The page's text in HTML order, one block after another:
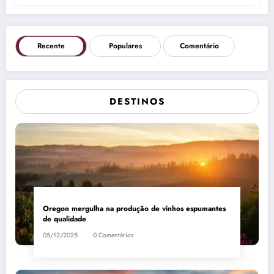
Recente Populares Comentário
DESTINOS
Oregon mergulha na produção de vinhos espumantes
de qualidade
05/12/2025 0 Comentários